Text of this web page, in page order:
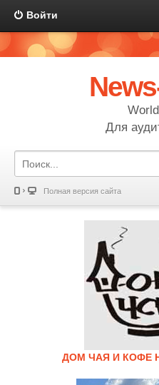
Войти
Для
Полная версия сайта
ДОМ ЧАЯ И КОФЕ